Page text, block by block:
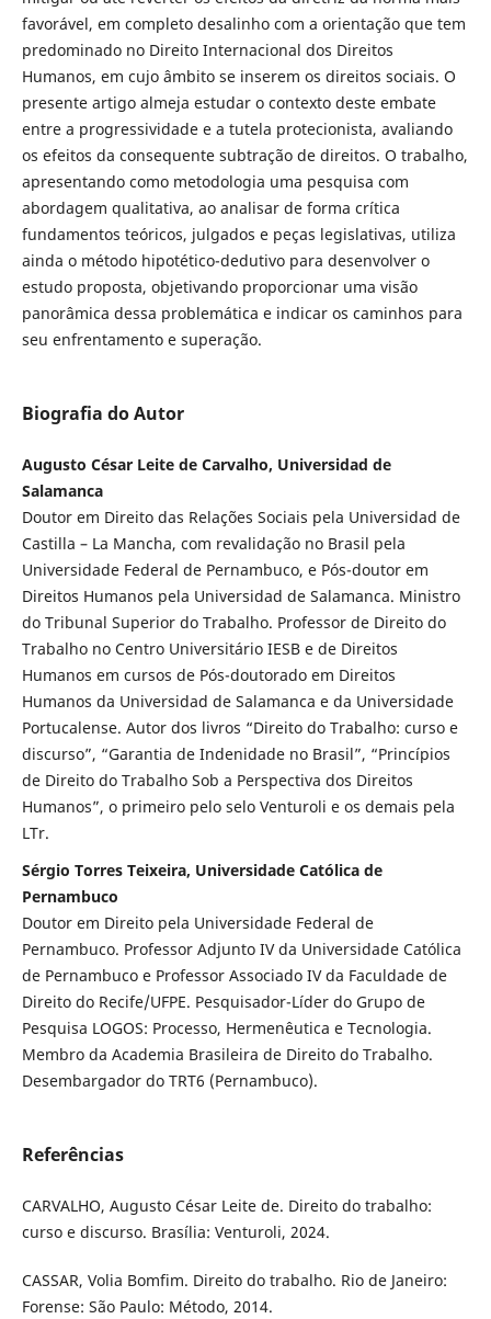
favorável, em completo desalinho com a orientação que tem
predominado no Direito Internacional dos Direitos
Humanos, em cujo âmbito se inserem os direitos sociais. O
presente artigo almeja estudar o contexto deste embate
entre a progressividade e a tutela protecionista, avaliando
os efeitos da consequente subtração de direitos. O trabalho,
apresentando como metodologia uma pesquisa com
abordagem qualitativa, ao analisar de forma crítica
fundamentos teóricos, julgados e peças legislativas, utiliza
ainda o método hipotético-dedutivo para desenvolver o
estudo proposta, objetivando proporcionar uma visão
panorâmica dessa problemática e indicar os caminhos para
seu enfrentamento e superação.
Biografia do Autor
Augusto César Leite de Carvalho, Universidad de
Salamanca
Doutor em Direito das Relações Sociais pela Universidad de
Castilla – La Mancha, com revalidação no Brasil pela
Universidade Federal de Pernambuco, e Pós-doutor em
Direitos Humanos pela Universidad de Salamanca. Ministro
do Tribunal Superior do Trabalho. Professor de Direito do
Trabalho no Centro Universitário IESB e de Direitos
Humanos em cursos de Pós-doutorado em Direitos
Humanos da Universidad de Salamanca e da Universidade
Portucalense. Autor dos livros “Direito do Trabalho: curso e
discurso”, “Garantia de Indenidade no Brasil”, “Princípios
de Direito do Trabalho Sob a Perspectiva dos Direitos
Humanos”, o primeiro pelo selo Venturoli e os demais pela
LTr.
Sérgio Torres Teixeira, Universidade Católica de
Pernambuco
Doutor em Direito pela Universidade Federal de
Pernambuco. Professor Adjunto IV da Universidade Católica
de Pernambuco e Professor Associado IV da Faculdade de
Direito do Recife/UFPE. Pesquisador-Líder do Grupo de
Pesquisa LOGOS: Processo, Hermenêutica e Tecnologia.
Membro da Academia Brasileira de Direito do Trabalho.
Desembargador do TRT6 (Pernambuco).
Referências
CARVALHO, Augusto César Leite de. Direito do trabalho:
curso e discurso. Brasília: Venturoli, 2024.
CASSAR, Volia Bomfim. Direito do trabalho. Rio de Janeiro:
Forense: São Paulo: Método, 2014.